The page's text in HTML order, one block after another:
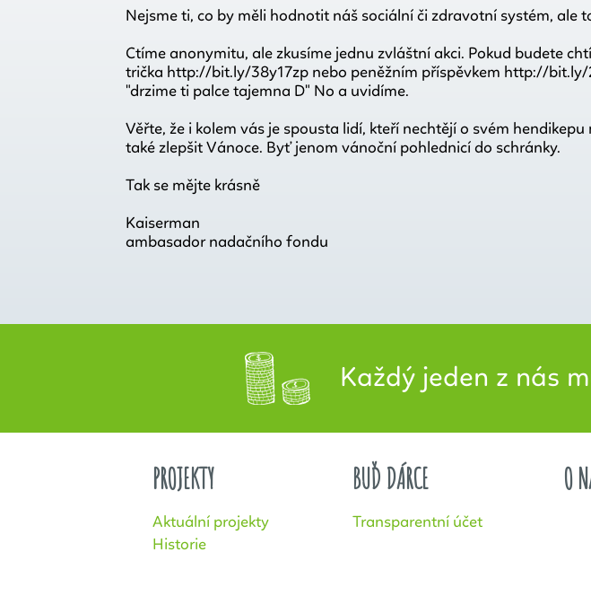
Nejsme ti, co by měli hodnotit náš sociální či zdravotní systém, ale
Ctíme anonymitu, ale zkusíme jednu zvláštní akci. Pokud budete
trička http://bit.ly/38y17zp nebo peněžním příspěvkem http://
"drzime ti palce tajemna D" No a uvidíme.
Věřte, že i kolem vás je spousta lidí, kteří nechtějí o svém
také zlepšit Vánoce. Byť jenom vánoční pohlednicí do schránky.
Tak se mějte krásně
Kaiserman
ambasador nadačního fondu
Každý jeden z nás
PROJEKTY
Aktuální projekty
Historie
BUĎ DÁRCE
Transparentní účet
O